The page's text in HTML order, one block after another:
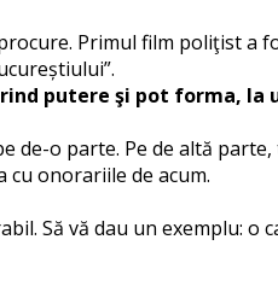
Primul film poliţist a
putere şi pot forma, la
de-o parte. Pe de altă
onorariile de acum.
Să vă dau un exemplu: o